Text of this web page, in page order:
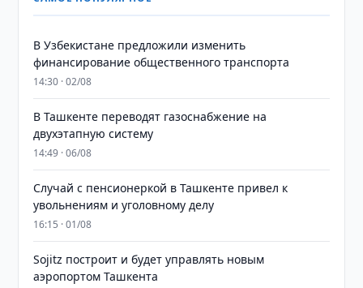
В Узбекистане предложили изменить
финансирование общественного транспорта
14:30 · 02/08
В Ташкенте переводят газоснабжение на
двухэтапную систему
14:49 · 06/08
Случай с пенсионеркой в Ташкенте привел к
увольнениям и уголовному делу
16:15 · 01/08
Sojitz построит и будет управлять новым
аэропортом Ташкента